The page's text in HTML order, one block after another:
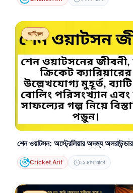
আর্টিকেল
শেন ওয়াটসন: অস্ট্রেলিয়ার অদম্য অলরাউন্ডার
Cricket Arif ১১ মাস আগে